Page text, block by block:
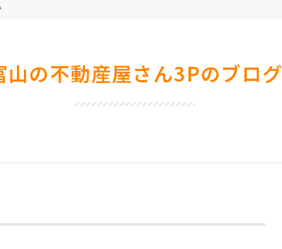
山の不動産屋さん3Pのブログ